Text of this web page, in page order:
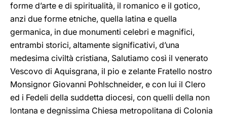
forme d’arte e di spiritualità, il romanico e il gotico,
anzi due forme etniche, quella latina e quella
germanica, in due monumenti celebri e magnifici,
entrambi storici, altamente significativi, d’una
medesima civiltà cristiana, Salutiamo così il venerato
Vescovo di Aquisgrana, il pio e zelante Fratello nostro
Monsignor Giovanni Pohlschneider, e con lui il Clero
ed i Fedeli della suddetta diocesi, con quelli della non
lontana e degnissima Chiesa metropolitana di Colonia